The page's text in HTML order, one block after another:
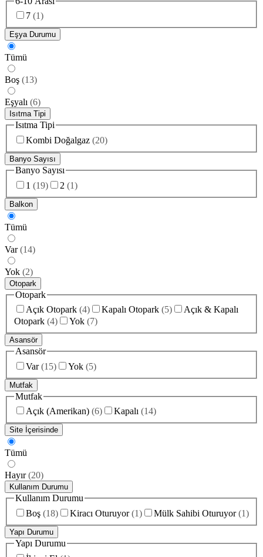
7 (1)
Eşya Durumu
Tümü
Boş (13)
Eşyalı (6)
Isıtma Tipi
Isıtma Tipi
Kombi Doğalgaz (20)
Banyo Sayısı
Banyo Sayısı
1 (19) 2 (1)
Balkon
Tümü
Var (14)
Yok (2)
Otopark
Otopark
Açık Otopark (4) Kapalı Otopark (5)
Açık & Kapalı
Otopark (4) Yok (7)
Asansör
Asansör
Var (15) Yok (5)
Mutfak
Mutfak
Açık (Amerikan) (6) Kapalı (14)
Site İçerisinde
Tümü
Hayır (20)
Kullanım Durumu
Kullanım Durumu
Boş (18) Kiracı Oturuyor (1) Mülk Sahibi Oturuyor (1)
Yapı Durumu
Yapı Durumu